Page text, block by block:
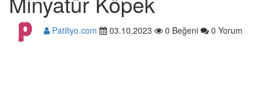
Patiliyo.com 03.10.2023 0 Beğeni 0 Yorum